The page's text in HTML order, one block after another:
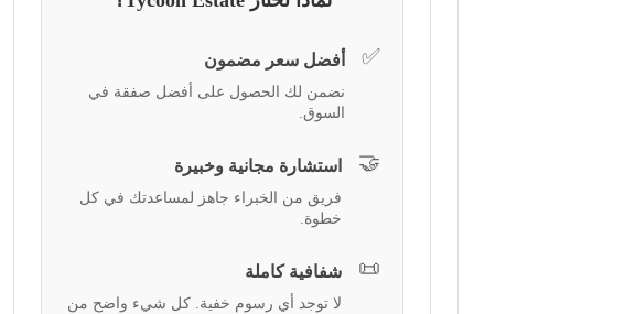
✅ أفضل سعر مضمون
نضمن لك الحصول على أفضل صفقة في
السوق.
🤝 استشارة مجانية وخبيرة
فريق من الخبراء جاهز لمساعدتك في كل
خطوة.
📜 شفافية كاملة
لا توجد أي رسوم خفية. كل شيء واضح من